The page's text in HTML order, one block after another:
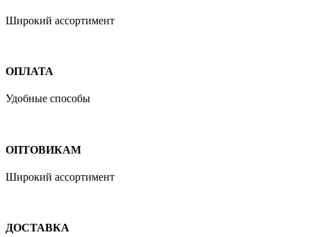
Широкий ассортимент
ОПЛАТА
Удобные способы
ОПТОВИКАМ
Широкий ассортимент
ДОСТАВКА